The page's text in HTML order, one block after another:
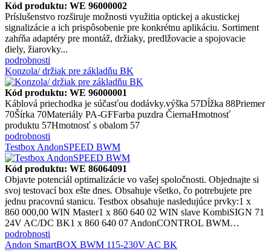
Kód produktu: WE 96000002
Príslušenstvo rozširuje možnosti využitia optickej a akustickej
signalizácie a ich prispôsobenie pre konkrétnu aplikáciu. Sortiment
zahŕňa adaptéry pre montáž, držiaky, predlžovacie a spojovacie
diely, žiarovky...
podrobnosti
Konzola/ držiak pre základňu BK
Kód produktu: WE 96000001
Káblová priechodka je súčasťou dodávky.výška 57Dĺžka 88Priemer
70Šírka 70Materiály PA-GFFarba puzdra ČiernaHmotnosť
produktu 57Hmotnosť s obalom 57
podrobnosti
Testbox AndonSPEED BWM
Kód produktu: WE 86064091
Objavte potenciál optimalizácie vo vašej spoločnosti. Objednajte si
svoj testovací box ešte dnes. Obsahuje všetko, čo potrebujete pre
jednu pracovnú stanicu. Testbox obsahuje nasledujúce prvky:1 x
860 000,00 WIN Master1 x 860 640 02 WIN slave KombiSIGN 71
24V AC/DC BK1 x 860 640 07 AndonCONTROL BWM…
podrobnosti
Andon SmartBOX BWM 115-230V AC BK